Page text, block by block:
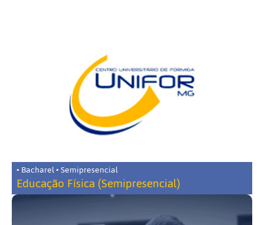
• Bacharel • Semipresencial
Educação Física (Semipresencial)